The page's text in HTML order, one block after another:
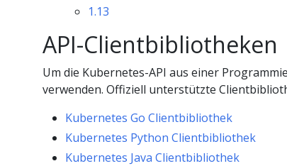
1.13
API-Clientbibliotheken
Um die Kubernetes-API aus einer
verwenden. Offiziell unterstützte
Kubernetes Go Clientbibliothek
Kubernetes Python Clientbibliothek
Kubernetes Java Clientbibliothek